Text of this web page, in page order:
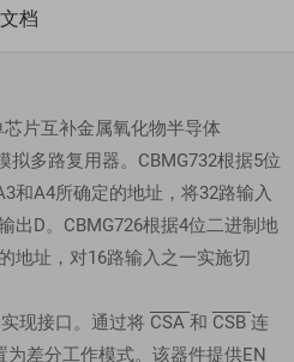
档
片互补金属氧化物半导体
拟多路复用器。CBMG732根据5位
和A4所确定的地址，将32路输入
出D。CBMG726根据4位二进制地
地址，对16路输入之一实施切
现接口。通过将 CSA 和 CSB 连
差分工作模式。该器件提供EN